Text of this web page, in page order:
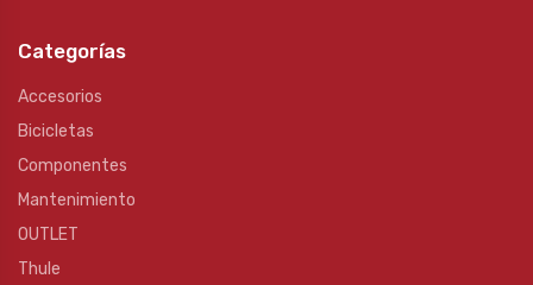
Categorías
Accesorios
Bicicletas
Componentes
Mantenimiento
OUTLET
Thule